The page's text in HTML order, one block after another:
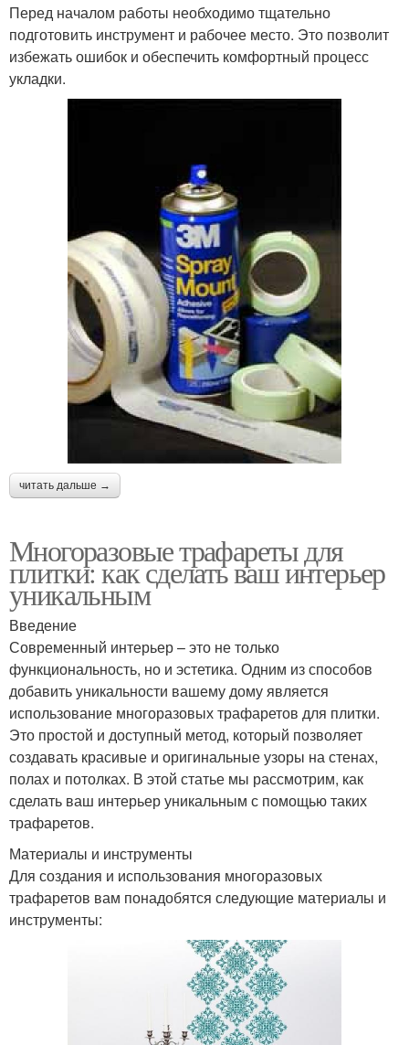
Перед началом работы необходимо тщательно
подготовить инструмент и рабочее место. Это позволит
избежать ошибок и обеспечить комфортный процесс
укладки.
читать дальше →
Многоразовые трафареты для
плитки: как сделать ваш интерьер
уникальным
Введение
Современный интерьер – это не только
функциональность, но и эстетика. Одним из способов
добавить уникальности вашему дому является
использование многоразовых трафаретов для плитки.
Это простой и доступный метод, который позволяет
создавать красивые и оригинальные узоры на стенах,
полах и потолках. В этой статье мы рассмотрим, как
сделать ваш интерьер уникальным с помощью таких
трафаретов.
Материалы и инструменты
Для создания и использования многоразовых
трафаретов вам понадобятся следующие материалы и
инструменты: